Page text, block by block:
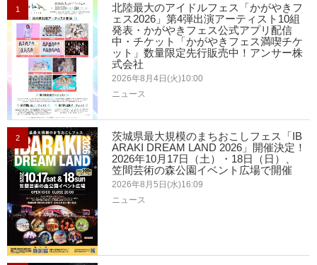
1
北陸最大のアイドルフェス「かがやきフ
ェス2026」第4弾出演アーティスト10組
発表・かがやきフェス公式アプリ配信
中・チケット「かがやきフェス満喫チケ
ット」数量限定先行販売中！アンサー株
式会社
2026年8月4日(火)10:00
ニュース
2
茨城県最大規模のまちおこしフェス「IB
ARAKI DREAM LAND 2026」開催決定！
2026年10月17日（土）・18日（日）、
笠間芸術の森公園イベント広場で開催
2026年8月5日(水)16:09
ニュース